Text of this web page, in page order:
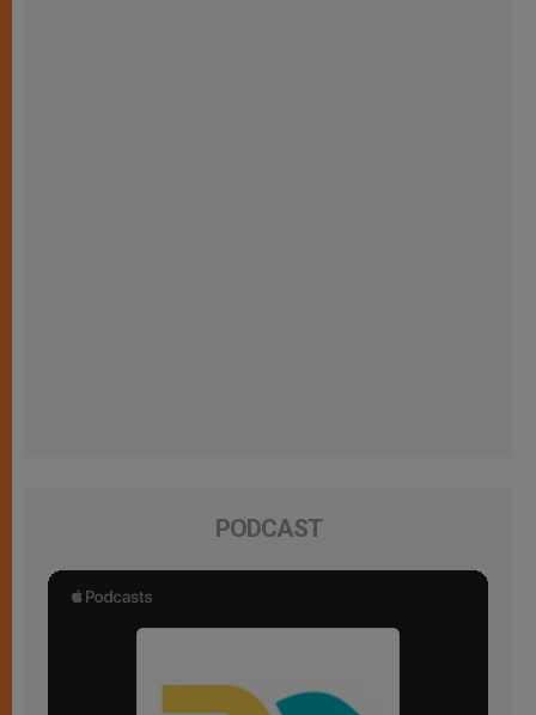
PODCAST